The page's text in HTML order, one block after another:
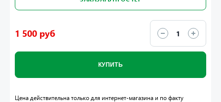
1 500 руб
КУПИТЬ
Цена действительна только для интернет-магазина и по факту